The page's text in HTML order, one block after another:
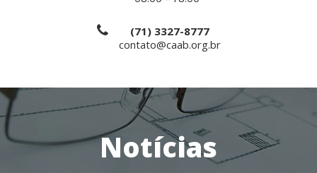
(71) 3327-8777
contato@caab.org.br
Notícias